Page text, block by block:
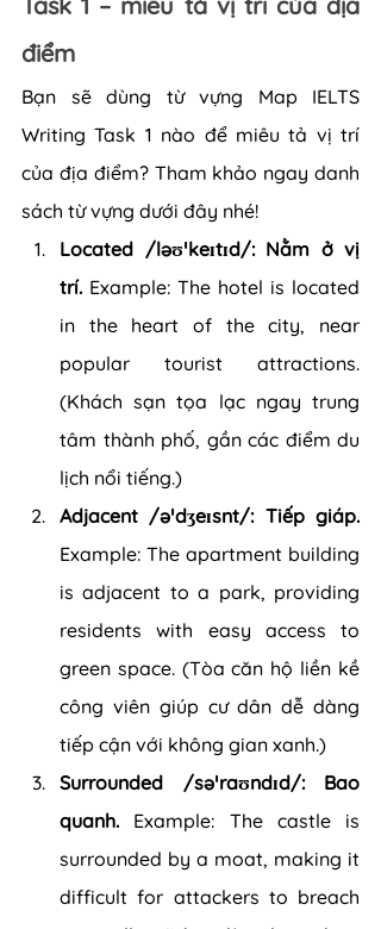
điểm
Bạn sẽ dùng từ vựng Map IELTS
Writing Task 1 nào để miêu tả vị trí
của địa điểm? Tham khảo ngay danh
sách từ vựng dưới đây nhé!
Located /ləʊˈkeɪtɪd/: Nằm ở vị
trí. Example: The hotel is located
in the heart of the city, near
popular tourist attractions.
(Khách sạn tọa lạc ngay trung
tâm thành phố, gần các điểm du
lịch nổi tiếng.)
Adjacent /əˈdʒeɪsnt/: Tiếp giáp.
Example: The apartment building
is adjacent to a park, providing
residents with easy access to
green space. (Tòa căn hộ liền kề
công viên giúp cư dân dễ dàng
tiếp cận với không gian xanh.)
Surrounded /səˈraʊndɪd/: Bao
quanh. Example: The castle is
surrounded by a moat, making it
difficult for attackers to breach